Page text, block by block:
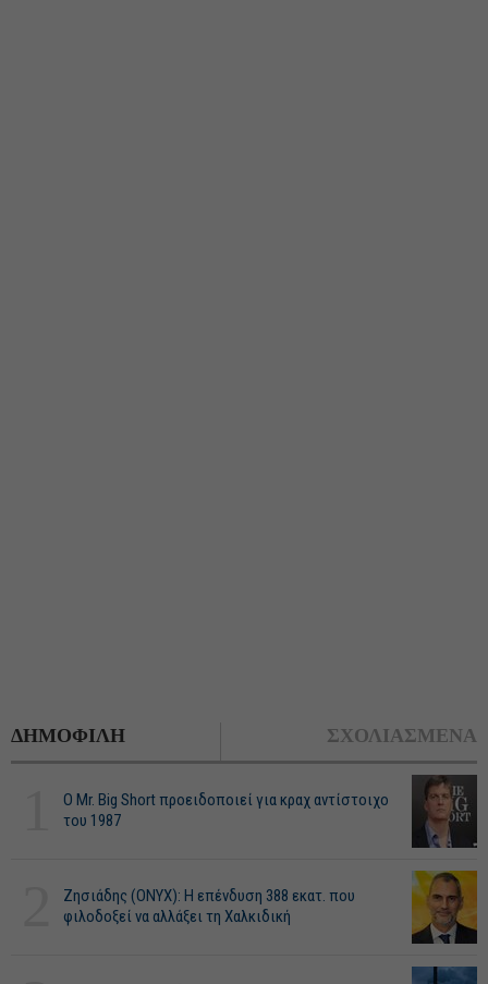
ΔΗΜΟΦΙΛΗ ΣΧΟΛΙΑΣΜΕΝΑ
O Mr. Big Short προειδοποιεί για κραχ αντίστοιχο
του 1987
Ζησιάδης (ONYX): Η επένδυση 388 εκατ. που
φιλοδοξεί να αλλάξει τη Χαλκιδική